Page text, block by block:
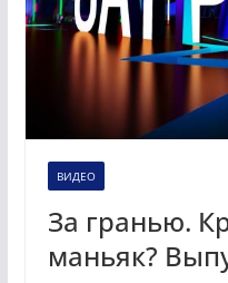
ВИДЕО
За гранью.
маньяк?